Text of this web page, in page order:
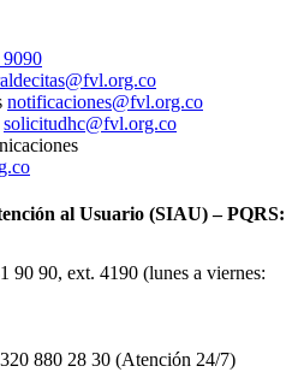
notificaciones@fvl.org.co
solicitudhc@fvl.org.co
al Usuario (SIAU) – PQRS:
90 90, ext. 4190 (lunes a viernes:
880 28 30 (Atención 24/7)